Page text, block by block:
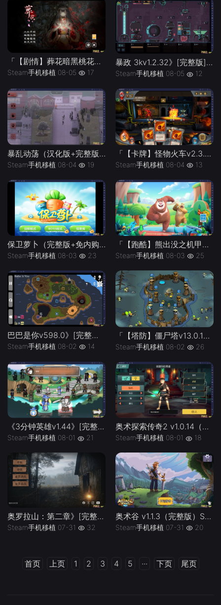
「【剧情】葬花暗黑桃花源v2.3_解锁完整版」-手机移植版下载-.均亲测可玩
Steam手机移植 08-05 17
暴政 3kv1.2.32》[完整版]Steam移植
Steam手机移植 08-05 12
暴乱动荡（汉化版+完整版）Steam移植 这游戏终于有汉化的版本啦！复古像素策略战术游戏！
Steam手机移植 08-04 19
「【卡牌】怪物火车v2.3.8_内置无限金币版」-手机移植版下载-.均亲测可玩
Steam手机移植 08-04 13
保卫萝卜（完整版+免内购版）带来无与伦比的回忆杀，在玩游戏的同时，仿佛找回了那些曾经失去的时光！
Steam手机移植 08-03 23
「【跑酷】熊出没之机甲熊大_无限内购」-手机移植版下载-.均亲测可玩
Steam手机移植 08-03 25
巴巴是你v598.0》[完整版]Steam移植
Steam手机移植 08-02 14
「【塔防】僵尸塔v13.0.167_内置作弊菜单」-手机移植版下载-.均亲测可玩
Steam手机移植 08-02 26
《3分钟英雄v1.44》[完整版]Steam移植」-手机移植版下载-.均亲测可玩
Steam手机移植 08-01 21
奥术探索传奇2 v1.0.14（完整版）暗黑ARPG强化游戏体验，经典RPG动作！
Steam手机移植 08-01 18
奥罗拉山：第二章》[完整版]Steam移植
Steam手机移植 07-31 32
奥术谷 v1.1.3（完整版）Steam移植 开放世界RPG
Steam手机移植 07-31 20
首页 上页 1 2 3 4 5 ··· 下页 尾页